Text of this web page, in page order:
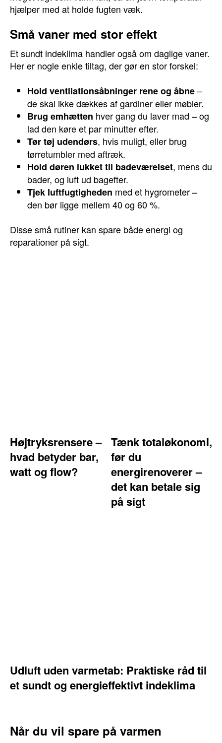
hjælper med at holde fugten væk.
Små vaner med stor effekt
Et sundt indeklima handler også om daglige vaner.
Her er nogle enkle tiltag, der gør en stor forskel:
Hold ventilationsåbninger rene og åbne–
de skal ikke dækkes af gardiner eller møbler.
Brug emhætten hver gang du laver mad – og
lad den køre et par minutter efter.
Tør tøj udendørs, hvis muligt, eller brug
tørretumbler med aftræk.
Hold døren lukket til badeværelset, mens du
bader, og luft ud bagefter.
Tjek luftfugtigheden med et hygrometer –
den bør ligge mellem 40 og 60 %.
Disse små rutiner kan spare både energi og
reparationer på sigt.
Højtryksrensere –
hvad betyder bar,
watt og flow?
Tænk totaløkonomi,
før du
energirenoverer –
det kan betale sig
på sigt
Udluft uden varmetab: Praktiske råd til
et sundt og energieffektivt indeklima
Når du vil spare på varmen